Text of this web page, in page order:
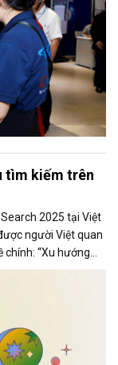
tìm kiếm trên
2025 tại Việt
người Việt quan
chính: “Xu hướng
Việt Nam,”